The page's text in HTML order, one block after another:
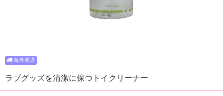
ラブグッズを清潔に保つトイクリーナー